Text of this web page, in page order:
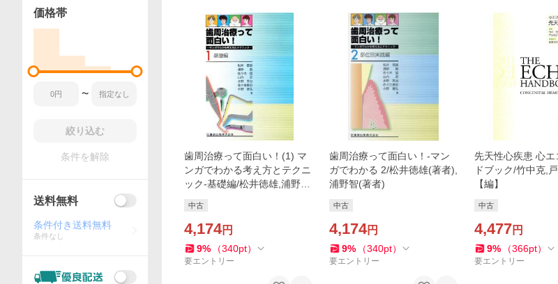
歯周治療って面白い！(1) マ
ンガでわかる考え方とテクニ
ック-基礎編/松井徳雄,浦野
中古
4,174円
9% （340pt）
要エントリー
歯周治療って面白い！-マン
ガでわかる 2/松井徳雄(著者),
浦野智(著者)
中古
4,174円
9% （340pt）
要エントリー
先天性心疾患 心エ
ドブック/竹中克,
【編】
中古
4,477円
9% （366pt）
要エントリー
価格帯
〜
絞り込む
条件を解除
送料無料
条件付き送料無料
条件なし